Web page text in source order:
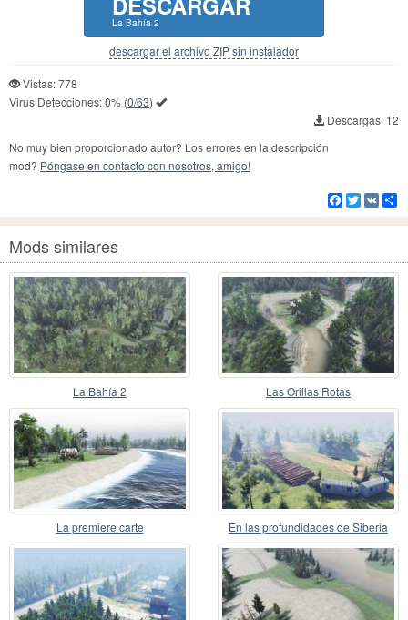
La Bahía 2
descargar el archivo ZIP sin instalador
Vistas: 778
Virus Detecciones:0% (0/63)
Descargas: 12
No muy bien proporcionado autor? Los errores en la descripción
mod? Póngase en contacto con nosotros, amigo!
Facebook
Twitter
VK
Mods similares
La Bahía 2 Las Orillas Rotas
La premiere carte En las profundidades de Siberia